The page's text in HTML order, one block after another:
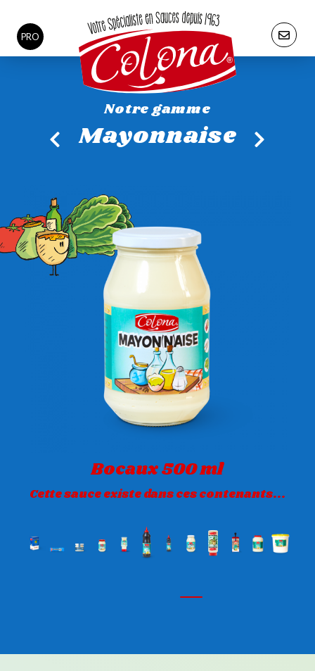
PRO
Notre gamme
Mayonnaise
Bocaux 500 ml
Cette sauce existe dans ces contenants...